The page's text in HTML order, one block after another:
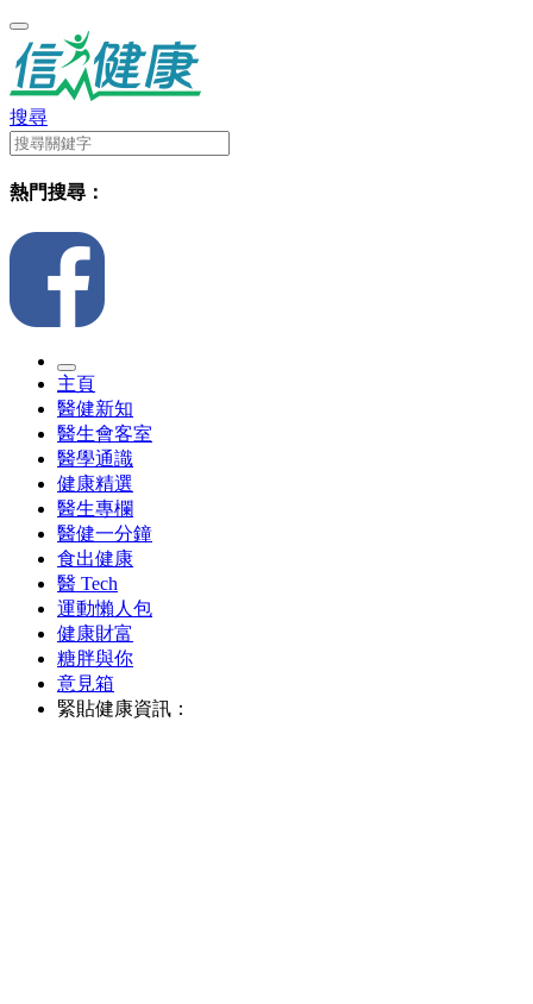
搜尋
熱門搜尋：
主頁
醫健新知
醫生會客室
醫學通識
健康精選
醫生專欄
醫健一分鐘
食出健康
醫 Tech
運動懶人包
健康財富
糖胖與你
意見箱
緊貼健康資訊：